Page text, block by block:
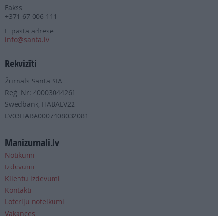
Fakss
+371 67 006 111
E-pasta adrese
info@santa.lv
Rekvizīti
Žurnāls Santa SIA
Reģ. Nr: 40003044261
Swedbank, HABALV22
LV03HABA0007408032081
Manizurnali.lv
Notikumi
Izdevumi
Klientu izdevumi
Kontakti
Loteriju noteikumi
Vakances